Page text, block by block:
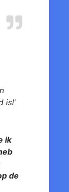
is!’
ik
de